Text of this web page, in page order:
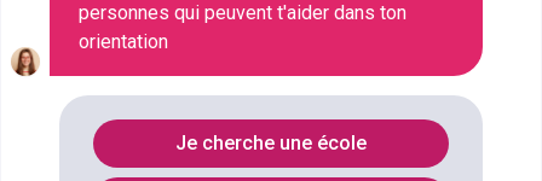
CONCOURSà Poitiers?
Consultez ci-dessous la liste de toutes les
formations de type Préparation aux concours de la
fonction publique à Poitiers (Vienne). Faites votre
personnes qui peuvent t'aider dans ton
orientation
Je cherche une école